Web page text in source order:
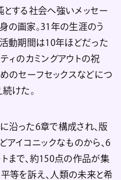
とする社会へ強いメッセー
の画家。31年の生涯のう
活動期間は10年ほどだった
ィのカミングアウトの祝
のセーフセックスなどにつ
けた。
沿った6章で構成され、版
アイコニックなものから、6
まで、約150点の作品が集
等を訴え、人類の未来と希